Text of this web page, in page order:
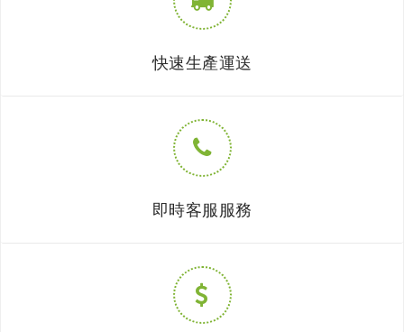
快速生產運送
即時客服服務